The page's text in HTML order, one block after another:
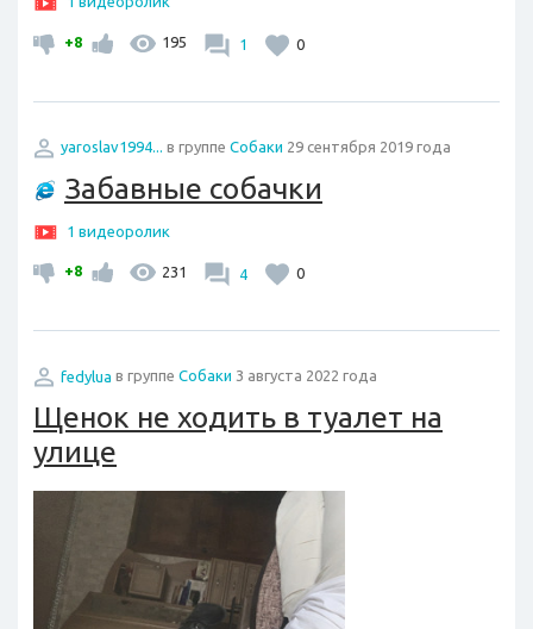
+8 195 1 0
yaroslav1994... в группе Собаки 29 сентября 2019 года
Забавные собачки
1 видеоролик
+8 231 4 0
fedylua в группе Собаки 3 августа 2022 года
Щенок не ходить в туалет на
улице